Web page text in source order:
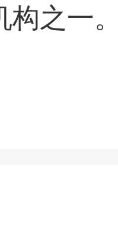
构之一